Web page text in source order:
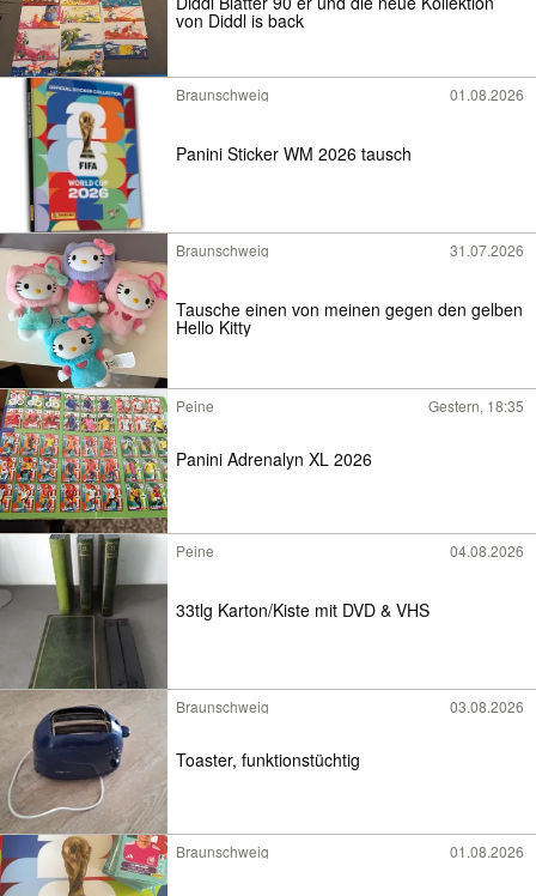
von Diddl is back
Braunschweig 01.08.2026
Panini Sticker WM 2026 tausch
Braunschweig 31.07.2026
Tausche einen von meinen gegen den gelben
Hello Kitty
Peine Gestern, 18:35
Panini Adrenalyn XL 2026
Peine 04.08.2026
33tlg Karton/Kiste mit DVD & VHS
Braunschweig 03.08.2026
Toaster, funktionstüchtig
Braunschweig 01.08.2026